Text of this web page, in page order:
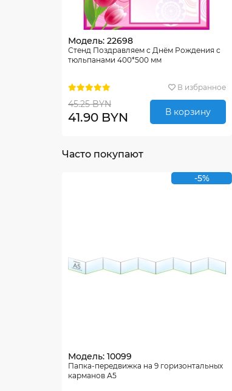
Модель: 22698
Стенд Поздравляем с Днём Рождения с
тюльпанами 400*500 мм
В избранное
45.25 BYN
41.90 BYN В корзину
Часто покупают
-5%
Модель: 10099
Папка-передвижка на 9 горизонтальных
карманов А5